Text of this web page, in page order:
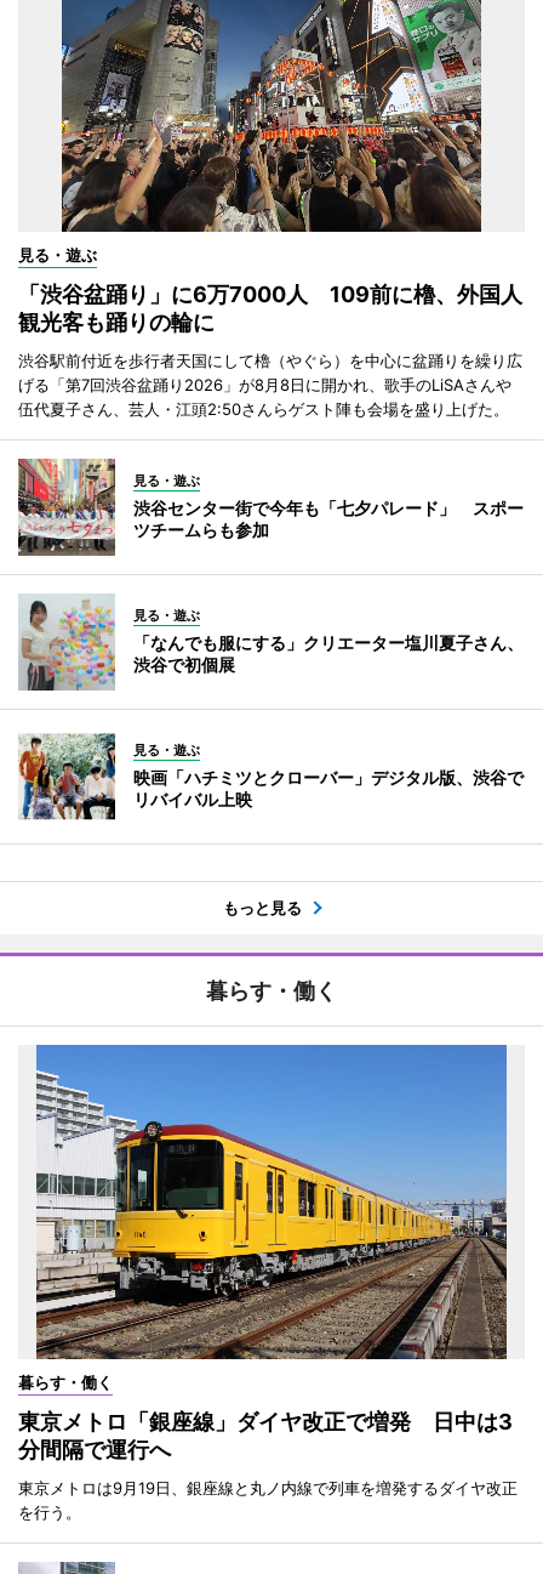
見る・遊ぶ
「渋谷盆踊り」に6万7000人 109前に櫓、外国人
観光客も踊りの輪に
渋谷駅前付近を歩行者天国にして櫓（やぐら）を中心に盆踊りを繰り広
げる「第7回渋谷盆踊り2026」が8月8日に開かれ、歌手のLiSAさんや
伍代夏子さん、芸人・江頭2:50さんらゲスト陣も会場を盛り上げた。
見る・遊ぶ
渋谷センター街で今年も「七夕パレード」 スポー
ツチームらも参加
見る・遊ぶ
「なんでも服にする」クリエーター塩川夏子さん、
渋谷で初個展
見る・遊ぶ
映画「ハチミツとクローバー」デジタル版、渋谷で
リバイバル上映
もっと見る
暮らす・働く
暮らす・働く
東京メトロ「銀座線」ダイヤ改正で増発 日中は3
分間隔で運行へ
東京メトロは9月19日、銀座線と丸ノ内線で列車を増発するダイヤ改正
を行う。